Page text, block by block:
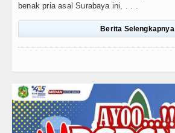
benak pria asal Surabaya ini, . . .
Berita Selengkapnya